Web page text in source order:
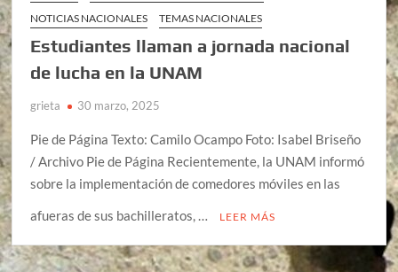
NOTICIAS NACIONALES
TEMAS NACIONALES
Estudiantes llaman a jornada nacional
de lucha en la UNAM
grieta 30 marzo, 2025
Pie de Página Texto: Camilo Ocampo Foto: Isabel Briseño
/ Archivo Pie de Página Recientemente, la UNAM informó
sobre la implementación de comedores móviles en las
afueras de sus bachilleratos, …
LEER MÁS